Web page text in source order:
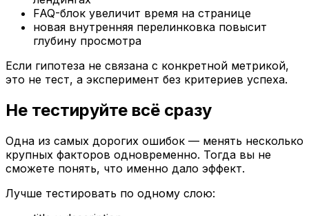
FAQ-блок увеличит время на странице
новая внутренняя перелинковка повысит
глубину просмотра
Если гипотеза не связана с конкретной метрикой,
это не тест, а эксперимент без критериев успеха.
Не тестируйте всё сразу
Одна из самых дорогих ошибок — менять несколько
крупных факторов одновременно. Тогда вы не
сможете понять, что именно дало эффект.
Лучше тестировать по одному слою: